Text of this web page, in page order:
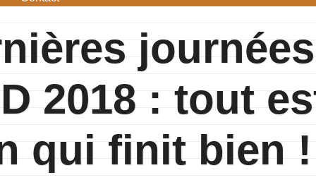
2018 : tout
qui finit bien !